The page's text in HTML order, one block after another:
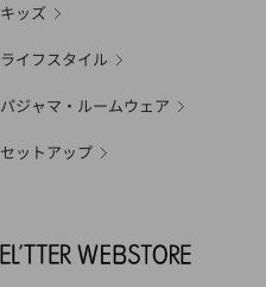
キッズ
ライフスタイル
パジャマ・ルームウェア
セットアップ